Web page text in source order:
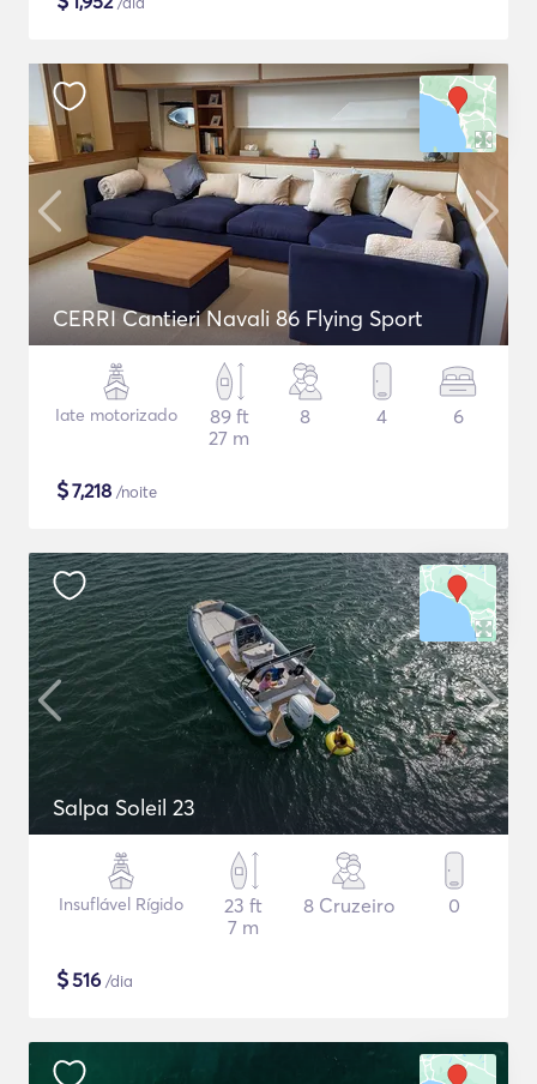
CERRI Cantieri Navali 86 Flying Sport
Iate motorizado
89 ft
27 m
8 4 6
$7,218 /noite
Salpa Soleil 23
Insuflável Rígido
23 ft
7 m
8 Cruzeiro 0
$516 /dia